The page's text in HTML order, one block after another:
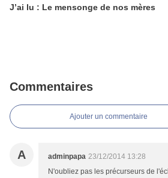
J’ai lu : Le mensonge de nos mères
Commentaires
Ajouter un commentaire
A adminpapa 23/12/2014 13:28
N'oubliez pas les précurseurs de